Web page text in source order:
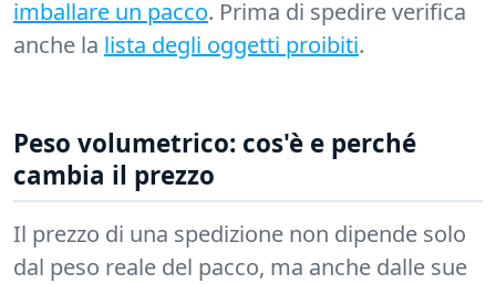
imballare un pacco. Prima di spedire verifica
anche la lista degli oggetti proibiti.
Peso volumetrico: cos'è e perché
cambia il prezzo
Il prezzo di una spedizione non dipende solo
dal peso reale del pacco, ma anche dalle sue